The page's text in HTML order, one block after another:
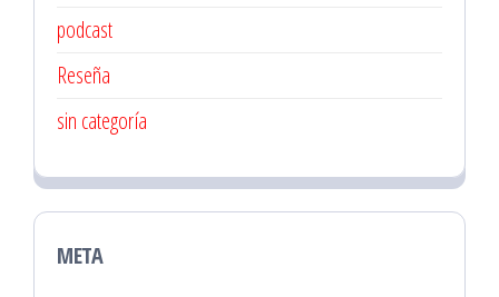
podcast
Reseña
sin categoría
META